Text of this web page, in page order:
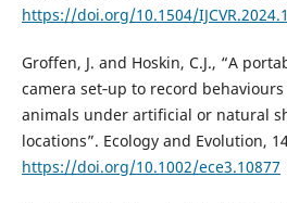
https://doi.org/10.1504/
Groffen, J. and Hoskin, C.J., “A
camera set‐up to record
animals under artificial or natural
locations”. Ecology and Evolution,
https://doi.org/10.1002/ece3.10877